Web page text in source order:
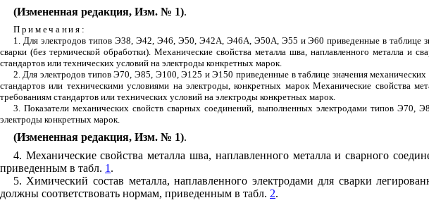
(Измененная редакция, Изм. № 1).
Примечания :
1. Для электродов типов Э38, Э42, Э46, Э50, Э42А, Э46А, Э50А, Э55 и Э60 приведенные в таблице
сварки (без термической обработки). Механические свойства металла шва, наплавленного металла и
стандартов или технических условий на электроды конкретных марок.
2. Для электродов типов Э70, Э85, Э100, Э125 и Э150 приведенные в таблице значения
стандартов или техническими условиями на электроды, конкретных марок Механические свойства
требованиям стандартов или технических условий на электроды конкретных марок.
3. Показатели механических свойств сварных соединений, выполненных электродами типов
электроды конкретных марок.
(Измененная редакция, Изм. № 1).
4. Механические свойства металла шва, наплавленного металла и сварного
приведенным в табл. 1 .
5. Химический состав металла, наплавленного электродами для сварки
должны соответствовать нормам, приведенным в табл. 2.